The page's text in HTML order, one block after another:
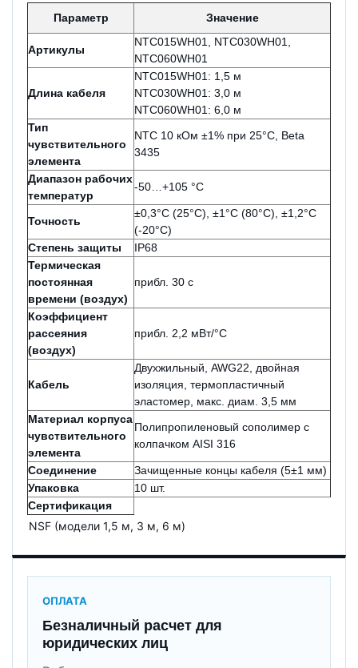
Параметр Значение
Артикулы
NTC015WH01, NTC030WH01,
NTC060WH01
Длина кабеля
NTC015WH01: 1,5 м
NTC030WH01: 3,0 м
NTC060WH01: 6,0 м
Тип
чувствительного
элемента
NTC 10 кОм ±1% при 25°C, Beta
3435
Диапазон рабочих
температур
-50…+105 °C
Точность
±0,3°C (25°C), ±1°C (80°C), ±1,2°C
(-20°C)
Степень защиты
IP68
Термическая
постоянная
времени (воздух)
прибл. 30 с
Коэффициент
рассеяния
(воздух)
прибл. 2,2 мВт/°C
Кабель
Двухжильный, AWG22, двойная
изоляция, термопластичный
эластомер, макс. диам. 3,5 мм
Материал корпуса
чувствительного
элемента
Полипропиленовый сополимер с
колпачком AISI 316
Соединение
Зачищенные концы кабеля (5±1 мм)
Упаковка
10 шт.
Сертификация
NSF (модели 1,5 м, 3 м, 6 м)
ОПЛАТА
Безналичный расчет для
юридических лиц